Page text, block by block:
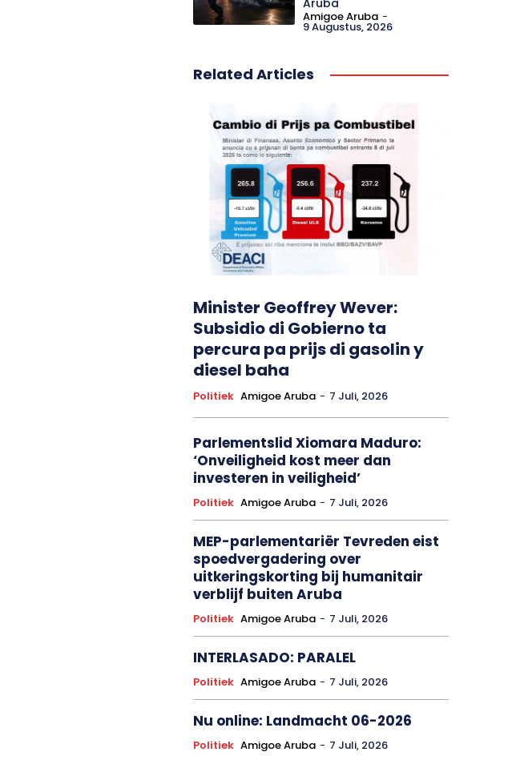
Aruba
Amigoe Aruba -
9 Augustus, 2026
Related Articles
Minister Geoffrey Wever:
Subsidio di Gobierno ta
percura pa prijs di gasolin y
diesel baha
Politiek Amigoe Aruba - 7 Juli, 2026
Parlementslid Xiomara Maduro:
‘Onveiligheid kost meer dan
investeren in veiligheid’
Politiek Amigoe Aruba - 7 Juli, 2026
MEP-parlementariër Tevreden eist
spoedvergadering over
uitkeringskorting bij humanitair
verblijf buiten Aruba
Politiek Amigoe Aruba - 7 Juli, 2026
INTERLASADO: PARALEL
Politiek Amigoe Aruba - 7 Juli, 2026
Nu online: Landmacht 06-2026
Politiek Amigoe Aruba - 7 Juli, 2026